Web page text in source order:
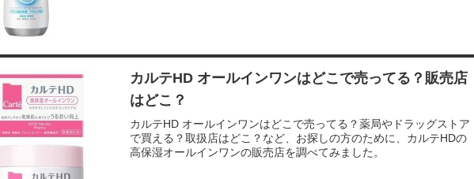
カルテHD オールインワンはどこで売ってる？販売店
はどこ？
カルテHD オールインワンはどこで売ってる？薬局やドラッグストア
で買える？取扱店はどこ？など、お探しの方のために、カルテHDの
高保湿オールインワンの販売店を調べてみました。